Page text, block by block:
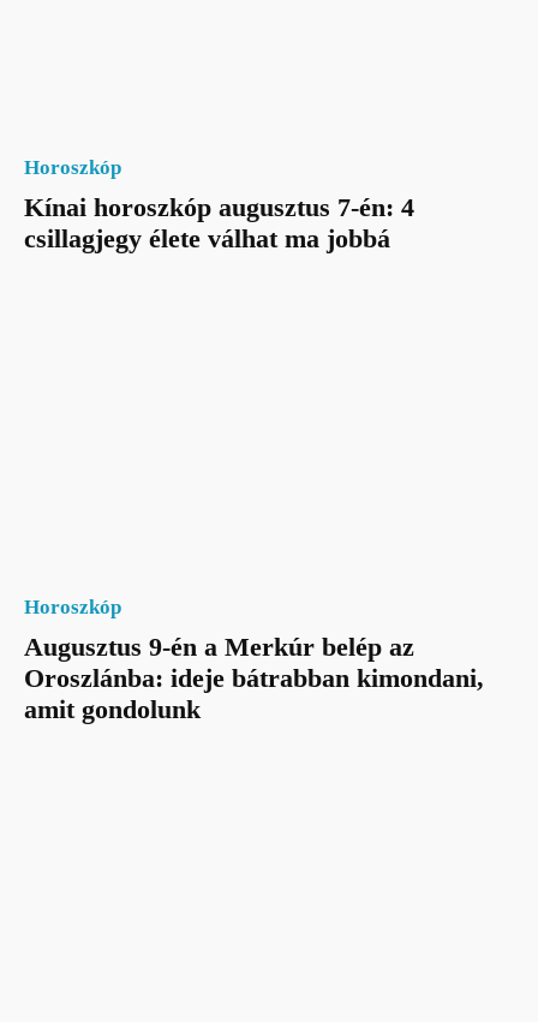
Horoszkóp
Kínai horoszkóp augusztus 7-én: 4
csillagjegy élete válhat ma jobbá
Horoszkóp
Augusztus 9-én a Merkúr belép az
Oroszlánba: ideje bátrabban kimondani,
amit gondolunk